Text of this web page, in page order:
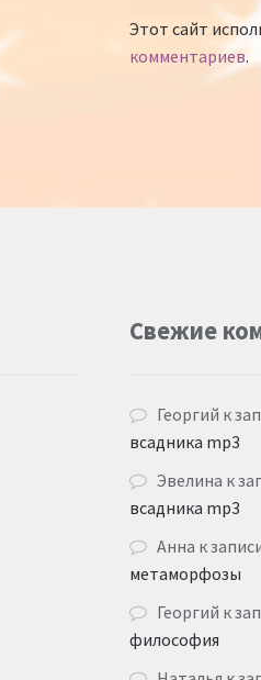
Этот сайт
комментариев.
Свежие
Георгий к
всадника mp3
Эвелина к
всадника mp3
Анна к
метаморфозы
Георгий к
философия